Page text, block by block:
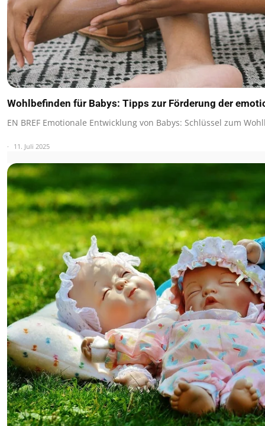
Wohlbefinden für Babys: Tipps zur Förderung der
EN BREF Emotionale Entwicklung von Babys: Schlüssel zum
11. Juli 2025